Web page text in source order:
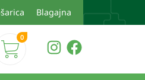
Blagajna
0